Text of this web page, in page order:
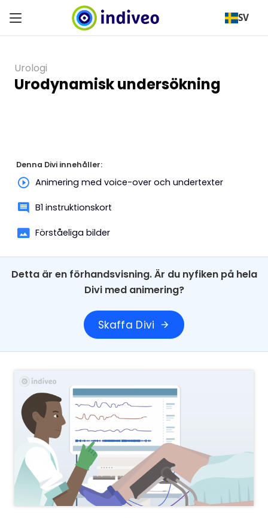
SV
Urologi
Urodynamisk undersökning
Denna Divi innehåller:
Animering med voice-over och undertexter
B1 instruktionskort
Förståeliga bilder
Detta är en förhandsvisning. Är du nyfiken på hela
Divi med animering?
Skaffa Divi arrow_forward